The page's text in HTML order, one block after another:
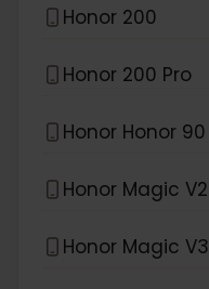
Honor 200
Honor 200 Pro
Honor Honor 90
Honor Magic V2
Honor Magic V3